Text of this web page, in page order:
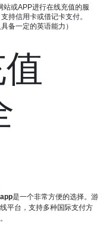
或APP进行在线充值的服
持信用卡或借记卡支付。
备一定的英语能力）
是一个非常方便的选择。游
平台，支持多种国际支付方